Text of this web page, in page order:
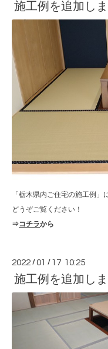
施工例を追加し
「栃木県内ご住宅の施工例」
どうぞご覧ください！
⇒コチラから
2022 /01 / 17 10:25
施工例を追加し